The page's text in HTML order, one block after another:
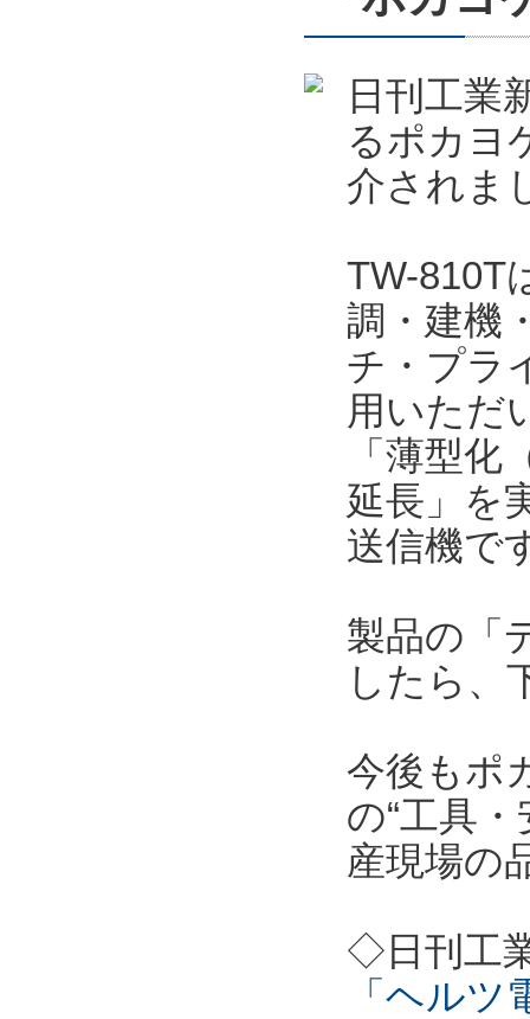
日刊工業
るポカヨ
介されま
TW-810T
調・建機
チ・プラ
用いただ
「薄型
延長」を
送信機で
製品の「
したら、
今後もポ
の“工具
産現場の
◇日刊工
「ヘル